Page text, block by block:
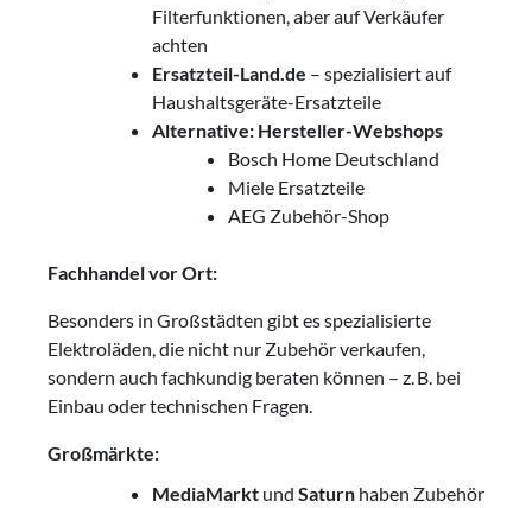
Filterfunktionen, aber auf Verkäufer
achten
Ersatzteil-Land.de – spezialisiert auf
Haushaltsgeräte-Ersatzteile
Alternative: Hersteller-Webshops
Bosch Home Deutschland
Miele Ersatzteile
AEG Zubehör-Shop
Fachhandel vor Ort:
Besonders in Großstädten gibt es spezialisierte
Elektroläden, die nicht nur Zubehör verkaufen,
sondern auch fachkundig beraten können – z. B. bei
Einbau oder technischen Fragen.
Großmärkte:
MediaMarkt und Saturn haben Zubehör